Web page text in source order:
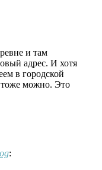
и там
адрес. И хотя
в городской
тоже можно. Это
: